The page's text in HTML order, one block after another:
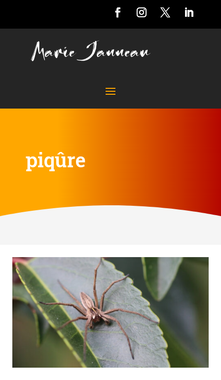
piqûre